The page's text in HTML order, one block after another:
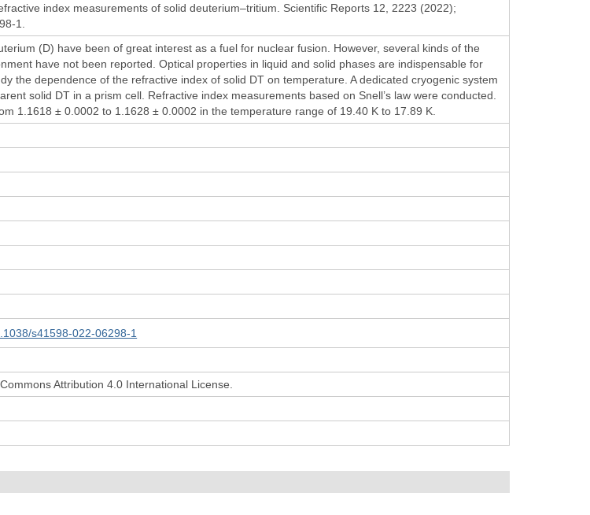
index measurements of solid deuterium–tritium. Scientific Reports 12, 2223 (2022);
1.
(D) have been of great interest as a fuel for nuclear fusion. However, several kinds of the
have not been reported. Optical properties in liquid and solid phases are indispensable for
the dependence of the refractive index of solid DT on temperature. A dedicated cryogenic system
solid DT in a prism cell. Refractive index measurements based on Snell’s law were conducted.
1.1618 ± 0.0002 to 1.1628 ± 0.0002 in the temperature range of 19.40 K to 17.89 K.
s41598-022-06298-1
Attribution 4.0 International License.